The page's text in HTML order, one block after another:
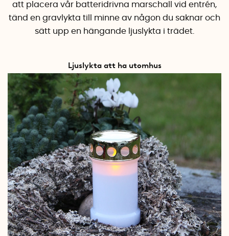
att placera vår batteridrivna marschall vid entrén,
tänd en gravlykta till minne av någon du saknar och
sätt upp en hängande ljuslykta i trädet.
Ljuslykta att ha utomhus